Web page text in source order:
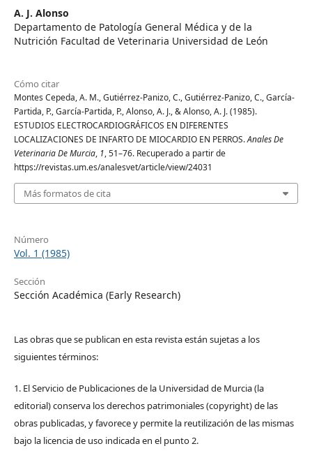
A. J. Alonso
Departamento de Patología General Médica y de la
Nutrición Facultad de Veterinaria Universidad de León
Cómo citar
Montes Cepeda, A. M., Gutiérrez-Panizo, C., Gutiérrez-Panizo, C., García-
Partida, P., García-Partida, P., Alonso, A. J., & Alonso, A. J. (1985).
ESTUDIOS ELECTROCARDIOGRÁFICOS EN DIFERENTES
LOCALIZACIONES DE INFARTO DE MIOCARDIO EN PERROS.Anales De
Veterinaria De Murcia, 1, 51–76. Recuperado a partir de
https://revistas.um.es/analesvet/article/view/24031
Más formatos de cita
Número
Vol. 1 (1985)
Sección
Sección Académica (Early Research)
Las obras que se publican en esta revista están sujetas a los
siguientes términos:
1. El Servicio de Publicaciones de la Universidad de Murcia (la
editorial) conserva los derechos patrimoniales (copyright) de las
obras publicadas, y favorece y permite la reutilización de las mismas
bajo la licencia de uso indicada en el punto 2.